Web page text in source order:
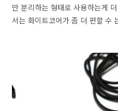
만 분리하는 형태로 사용하는게
서는 화이트코어가 좀 더 편할 수